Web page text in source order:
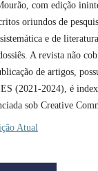
com edição
oriundos de
e de
A revista não
de artigos,
(2021-2024), é
sob Creative
Atual